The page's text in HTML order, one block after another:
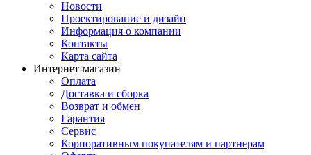
Новости
Проектирование и дизайн
Информация о компании
Контакты
Карта сайта
Интернет-магазин
Оплата
Доставка и сборка
Возврат и обмен
Гарантия
Сервис
Корпоративным покупателям и партнерам